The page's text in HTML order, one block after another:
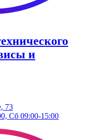
и
73
Сб 09:00-15:00